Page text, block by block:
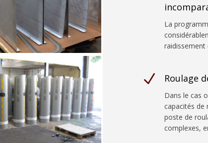
La
raidissement
N Roulage
Dans le cas
capacités de
poste de
complexes,